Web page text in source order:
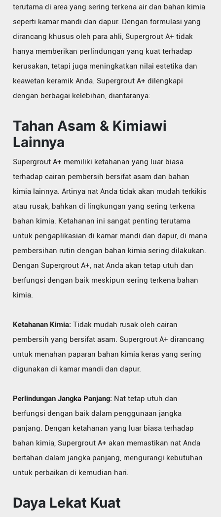
terutama di area yang sering terkena air dan bahan kimia
seperti kamar mandi dan dapur. Dengan formulasi yang
dirancang khusus oleh para ahli, Supergrout A+ tidak
hanya memberikan perlindungan yang kuat terhadap
kerusakan, tetapi juga meningkatkan nilai estetika dan
keawetan keramik Anda. Supergrout A+ dilengkapi
dengan berbagai kelebihan, diantaranya:
Tahan Asam & Kimiawi
Lainnya
Supergrout A+ memiliki ketahanan yang luar biasa
terhadap cairan pembersih bersifat asam dan bahan
kimia lainnya. Artinya nat Anda tidak akan mudah terkikis
atau rusak, bahkan di lingkungan yang sering terkena
bahan kimia. Ketahanan ini sangat penting terutama
untuk pengaplikasian di kamar mandi dan dapur, di mana
pembersihan rutin dengan bahan kimia sering dilakukan.
Dengan Supergrout A+, nat Anda akan tetap utuh dan
berfungsi dengan baik meskipun sering terkena bahan
kimia.
Ketahanan Kimia: Tidak mudah rusak oleh cairan
pembersih yang bersifat asam. Supergrout A+ dirancang
untuk menahan paparan bahan kimia keras yang sering
digunakan di kamar mandi dan dapur.
Perlindungan Jangka Panjang: Nat tetap utuh dan
berfungsi dengan baik dalam penggunaan jangka
panjang. Dengan ketahanan yang luar biasa terhadap
bahan kimia, Supergrout A+ akan memastikan nat Anda
bertahan dalam jangka panjang, mengurangi kebutuhan
untuk perbaikan di kemudian hari.
Daya Lekat Kuat